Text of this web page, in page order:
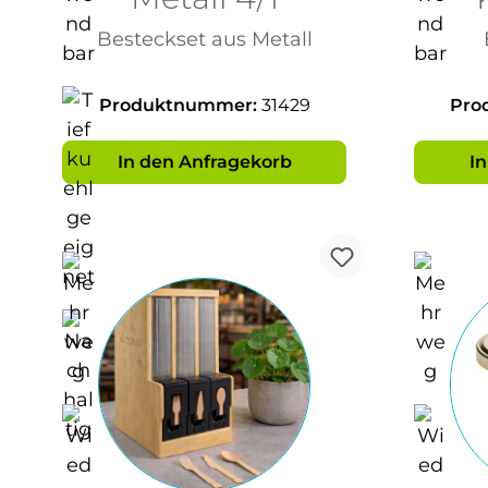
Besteckset aus Metall
Produktnummer: 31429
In den Anfragekorb